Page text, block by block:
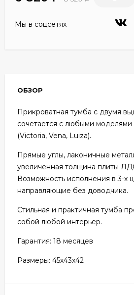
Мы в соцсетях
ОБЗОР
Прикроватная тумба с двумя
сочетается с любыми моделями
(Victoria, Vena, Luiza).
Прямые углы, лаконичные
увеличенная толщина плиты
Возможность исполнения в 3-х
направляющие без доводчика.
Стильная и практичная тумба
собой любой интерьер.
Гарантия: 18 месяцев
Размеры: 45х43х42